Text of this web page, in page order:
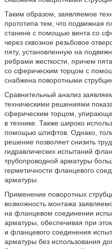
Таким образом, заявляемое
прототипа тем, что подвижная
станине с помощью винта со
через сквозное резьбовое
пяту, установленную на
ребрами жесткости, причем
со сферическим торцом с
снабжена поворотными
Сравнительный анализ
техническими решениями
сферическим торцом,
в технике. Также широко
помощью штифтов. Однако,
решение позволяет снизить
гидравлических испытаний
трубопроводной арматуры
герметичности фланцевого
арматуры.
Применение поворотных
возможность монтажа
на фланцевом соединении
арматуры, обеспечивая при
и фланцевого соединения
арматуры без использования